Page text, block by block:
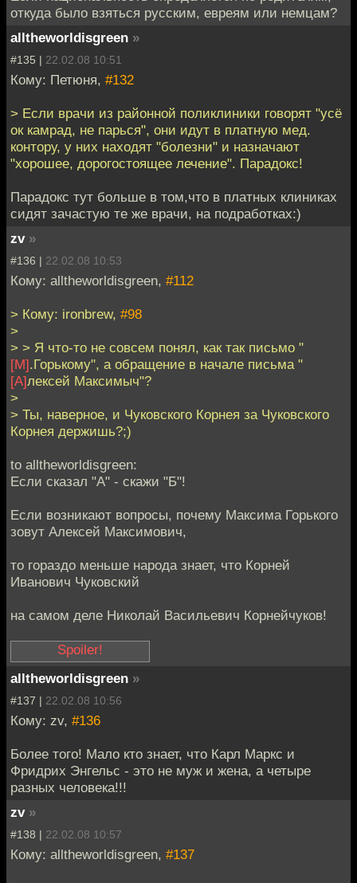
откуда было взяться русским, евреям или немцам?
alltheworldisgreen »
#135 | 22.02.08 10:51
Кому: Петюня, #132
> Если врачи из районной поликлиники говорят "усё
ок камрад, не парься", они идут в платную мед.
контору, у них находят "болезни" и назначают
"хорошее, дорогостоящее лечение". Парадокс!
Парадокс тут больше в том,что в платных клиниках
сидят зачастую те же врачи, на подработках:)
zv »
#136 | 22.02.08 10:53
Кому: alltheworldisgreen, #112
> Кому: ironbrew, #98
>
> > Я что-то не совсем понял, как так письмо "
[М].Горькому", а обращение в начале письма "
[А]лексей Максимыч"?
>
> Ты, наверное, и Чуковского Корнея за Чуковского
Корнея держишь?;)
to alltheworldisgreen:
Если сказал "А" - скажи "Б"!
Если возникают вопросы, почему Максима Горького
зовут Алексей Максимович,
то гораздо меньше народа знает, что Корней
Иванович Чуковский
на самом деле Николай Васильевич Корнейчуков!
"лирическое"
отступление:
В последнее время
на "Тупичке" заметно
прибавилось народу.
Это, конечно,
радует...
раздражает, что
некоторые молодые и
нетерпеливые
ленятся читать!
alltheworldisgreen »
#137 | 22.02.08 10:56
Кому: zv, #136
Более того! Мало кто знает, что Карл Маркс и
Фридрих Энгельс - это не муж и жена, а четыре
разных человека!!!
zv »
#138 | 22.02.08 10:57
Кому: alltheworldisgreen, #137